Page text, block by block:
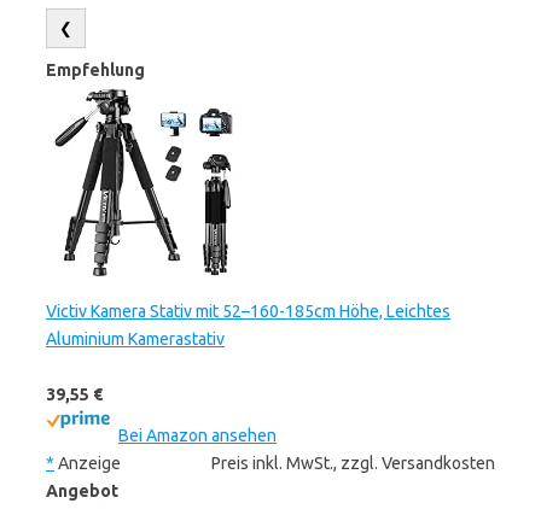
❮
Empfehlung
Victiv Kamera Stativ mit 52–160-185cm Höhe, Leichtes
Aluminium Kamerastativ
39,55 €
Bei Amazon ansehen
* Anzeige
Preis inkl. MwSt., zzgl. Versandkosten
Angebot